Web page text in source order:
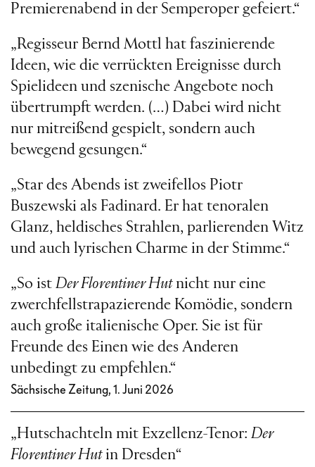
Premierenabend in der Semperoper gefeiert.“
„Regisseur Bernd Mottl hat faszinierende
Ideen, wie die verrückten Ereignisse durch
Spielideen und szenische Angebote noch
übertrumpft werden. (…) Dabei wird nicht
nur mitreißend gespielt, sondern auch
bewegend gesungen.“
„Star des Abends ist zweifellos Piotr
Buszewski als Fadinard. Er hat tenoralen
Glanz, heldisches Strahlen, parlierenden Witz
und auch lyrischen Charme in der Stimme.“
„So ist Der Florentiner Hutnicht nur eine
zwerchfellstrapazierende Komödie, sondern
auch große italienische Oper. Sie ist für
Freunde des Einen wie des Anderen
unbedingt zu empfehlen.“
Sächsische Zeitung, 1. Juni 2026
„Hutschachteln mit Exzellenz-Tenor: Der
Florentiner Hutin Dresden“